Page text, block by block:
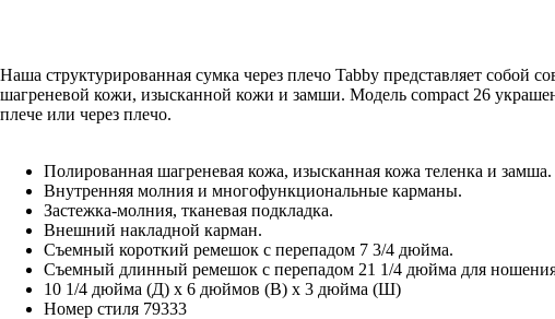
Наша структурированная сумка через плечо Tabby представляет собой
шагреневой кожи, изысканной кожи и замши. Модель compact 26
плече или через плечо.
Полированная шагреневая кожа, изысканная кожа теленка и замша.
Внутренняя молния и многофункциональные карманы.
Застежка-молния, тканевая подкладка.
Внешний накладной карман.
Съемный короткий ремешок с перепадом 7 3/4 дюйма.
Съемный длинный ремешок с перепадом 21 1/4 дюйма для ношения
10 1/4 дюйма (Д) x 6 дюймов (В) x 3 дюйма (Ш)
Номер стиля 79333